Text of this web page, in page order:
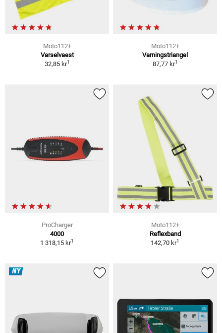
Moto112+
Varselvaest
32,85 kr1
Moto112+
Varningstriangel
87,77 kr1
ProCharger
4000
1 318,15 kr1
Moto112+
Reflexband
142,70 kr1
NY